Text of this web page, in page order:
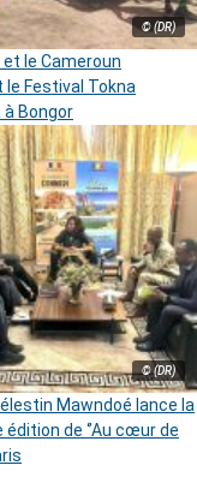
© (DR)
et le Cameroun
le Festival Tokna
à Bongor
© (DR)
Mawndoé lance la
de ‘’Au cœur de